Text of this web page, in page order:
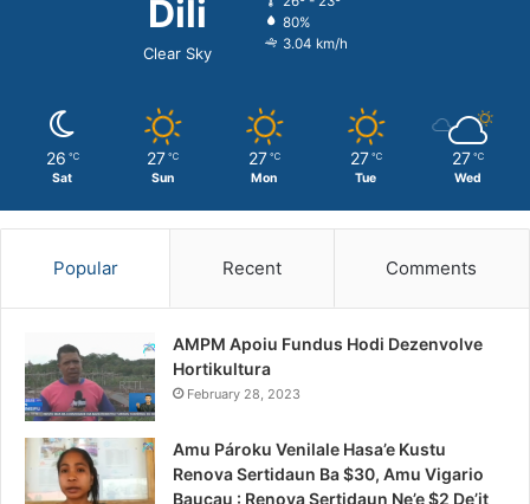
Dili
Clear Sky
80%
3.04 km/h
26 ℃
Sat
27 ℃
Sun
27 ℃
Mon
27 ℃
Tue
27 ℃
Wed
Popular Recent Comments
AMPM Apoiu Fundus Hodi Dezenvolve
Hortikultura
February 28, 2023
Amu Pároku Venilale Hasa’e Kustu
Renova Sertidaun Ba $30, Amu Vigario
Baucau : Renova Sertidaun Ne’e $2 De’it